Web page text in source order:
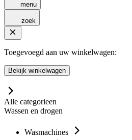
menu
zoek
Toegevoegd aan uw winkelwagen:
Bekijk winkelwagen
Alle categorieen
Wassen en drogen
Wasmachines